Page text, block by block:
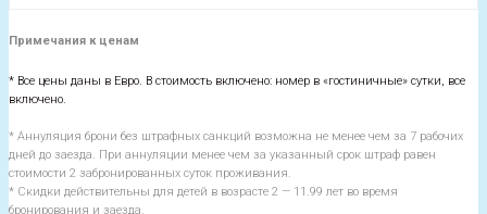
Примечания к ценам
* Все цены даны в Евро. В стоимость включено: номер в «гостиничные» сутки, все
включено.
* Аннуляция брони без штрафных санкций возможна не менее чем за 7 рабочих
дней до заезда. При аннуляции менее чем за указанный срок штраф равен
стоимости 2 забронированных суток проживания.
* Скидки действительны для детей в возрасте 2 — 11.99 лет во время
бронирования и заезда.